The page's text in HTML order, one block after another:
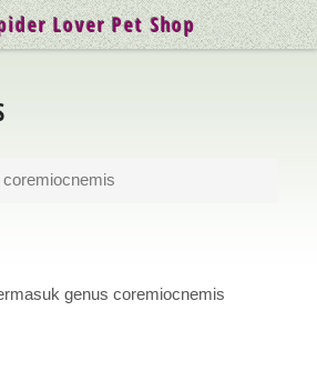
coremiocnemis
genus coremiocnemis
Lover Pet Shop